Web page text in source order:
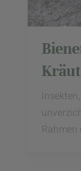
Rahmen